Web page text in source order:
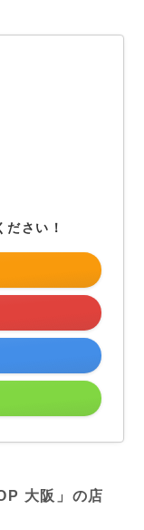
さい！
大阪」の店